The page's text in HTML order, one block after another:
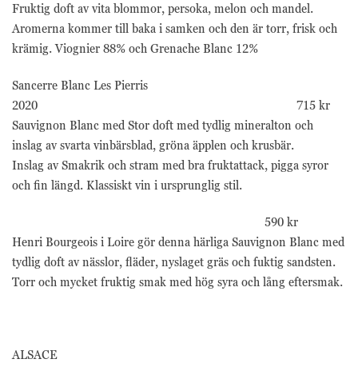
Fruktig doft av vita blommor, persoka, melon och mandel.
Aromerna kommer till baka i samken och den är torr, frisk och
krämig. Viognier 88% och Grenache Blanc 12%
Sancerre Blanc Les Pierris
2020 715 kr
Sauvignon Blanc med Stor doft med tydlig mineralton och
inslag av svarta vinbärsblad, gröna äpplen och krusbär.
Inslag av Smakrik och stram med bra fruktattack, pigga syror
och fin längd. Klassiskt vin i ursprunglig stil.
590 kr
Henri Bourgeois i Loire gör denna härliga Sauvignon Blanc med
tydlig doft av nässlor, fläder, nyslaget gräs och fuktig sandsten.
Torr och mycket fruktig smak med hög syra och lång eftersmak.
ALSACE